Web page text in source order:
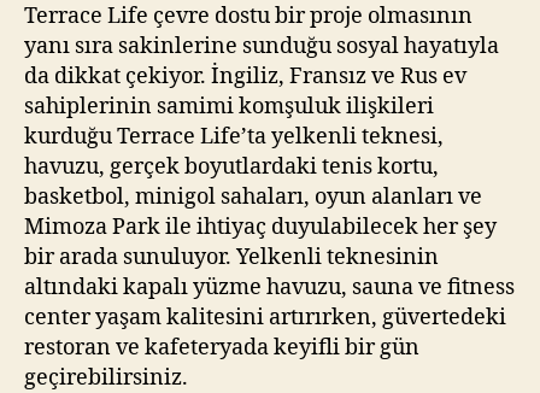
Terrace Life çevre dostu bir proje olmasının
yanı sıra sakinlerine sunduğu sosyal hayatıyla
da dikkat çekiyor. İngiliz, Fransız ve Rus ev
sahiplerinin samimi komşuluk ilişkileri
kurduğu Terrace Life’ta yelkenli teknesi,
havuzu, gerçek boyutlardaki tenis kortu,
basketbol, minigol sahaları, oyun alanları ve
Mimoza Park ile ihtiyaç duyulabilecek her şey
bir arada sunuluyor. Yelkenli teknesinin
altındaki kapalı yüzme havuzu, sauna ve fitness
center yaşam kalitesini artırırken, güvertedeki
restoran ve kafeteryada keyifli bir gün
geçirebilirsiniz.